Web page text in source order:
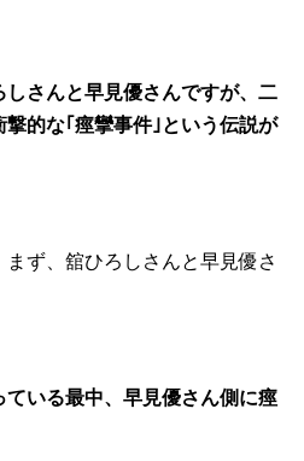
さんと早見優さんですが、二
的な｢痙攣事件｣という伝説が
ず、舘ひろしさんと早見優さ
いる最中、早見優さん側に痙